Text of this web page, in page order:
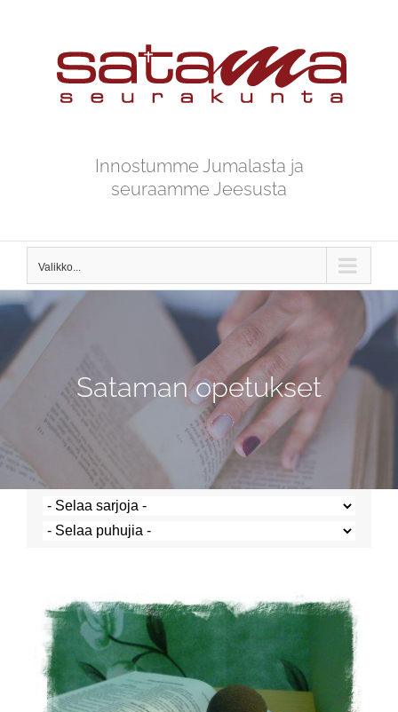
Innostumme Jumalasta ja
seuraamme Jeesusta
Valikko...
Sataman opetukset